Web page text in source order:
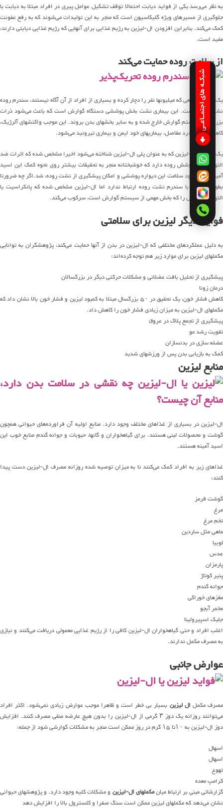
به نظر می‌رسد یکی از فواید دیابت احتمالا توقف تشکیل عوامل پیری در افراد مبتلا به دیابت با
جلوگیری از مسیرهای ویژه گلیکاسیون است که منجر به این تولیدات می‌شوند که به رفع عفونت
کمک می‌کند. بنابراین افزودن ال-لیزین به رژیم غذایی برای آنهایی که رژیم غذایی دیابتی دارند،
مفید است.
از سلامت روده حمایت می‌کند
یک مشکل شایعی که میلیونها نفر را دچار کرده و بسیاری از افراد از آن آگاه نیستند، سندرم روده
نشت کننده است. این بیماری نشت بخش پوششی دستگاه گوارش است که باعث می‌شود ذرات
بزرگتر از سیستم گوارش خارج شده و به سایر بخشهای بدن بروند. این موجب واکنشهای آلرژیک،
کاهش انرژی، درد مفاصل، بیماریهای خود ایمن و بیماری تیروئید می‌شود.
یک فرم از ال-لیزین که به عنوان پلی ال-لیزین شناخته می‌شود اخیرا مشخص شده که اثرات ضد
التهابی روی پوشش روده دارد که خوشبختانه منجر به تحقیقات بیشتر روی نحوه کمک این اسید
آمینه برای بهبود سلامت این دیواره پوششی و امکان پیشگیری از نشت روده، شد.اگر چه ضرورتا
بطور مستقیم با سندرم نشت روده ارتباط ندارد اما ال-لیزین مشخص شده که پانکراسیت یا
التهاب پانکراس را که بخش مهمی از سیستم گوارش است، سرکوب می‌کند.
فواید دیگر لیزین برای سلامتی
به دلیل عملکردهای مختلفی که ال-لیزین در بدن از آنها حمایت می‌کند، پژوهشگران به توانایی
مکملهای لیزین برای موارد زیر هم توجه کرده‌اند:
پیشگیری از تحلیل بافت عضلانی و مشکلات حرکتی دیگر در بزرگسالان
درمان زونا
کاهش فشار خون، یک تحقیق در ۵۰ بزرگسال مبتلا به کمبود لیزین و فشار خون بالا نشان داد که
مکملهای ال-لیزین به میزان زیادی فشار خون را کاهش داد.
پیشگیری از تجمع پلاک در عروق
تقویت رشد مو
عضله سازی در بدنسازان
کمک به بازیابی بدن پس از ورزشهای شدید
منابع لیزین
ال-لیزین در بسیاری از غذاهای مختلف وجود دارد. منابع اولیه آن فراورده‌های حیوانی همچون
گوشت و محصولات لبنی هستند. برای گیاهخواران و گانها، حبوبات و جوانه گندم منابع خوب این
اسید آمینه هستند.
غذاهای زیر به افراد کمک می‌کنند تا به میزان توصیه شده روزانه مصرف ال-لیزین دست پیدا
کنند:
گوشت قرمز
مرغ
تخم مرغ
ماهی مثل ساردین
لوبیا
عدس
پارمزان
پنیر کوتاژ
جوانه گندم
مغزهای خوراکی
مخمر آبجو
جلبک اسپیرولینا
اغلب افراد و حتی گیاهخواران ال-لیزین کافی را از رژیم غذایی معمولی دریافت می‌کنند و نیازی
به مصرف مکمل ندارند.
عوارض جانبی
مصرف مکمل ال لیزین بسیار بی خطر است و ظاهرا موجب عوارض زیادی نمی‌شود. اکثر افراد
می‌توانند روزانه یک دوز ۳ گرمی از ال-لیزین را بدون هیچ عارضه منفی مصرف کنند. افزایش
دوز ال-لیزین به ۱۰تا ۱۵ گرم در روز ممکن است منجر به مشکلات گوارشی شود از جمله:
اسهال
اسهال
تهوع
کرامپ معده
گزارشاتی مبنی بر ارتباط میانمکملهای ال-لیزین و مشکلات کلیه وجود دارد. و پژوهشهای حیوانی
نشان می‌دهد که مکملهای لیزین ممکن است سنگ صفرا و کلسترول بالا را افزایش دهد
شبکـه های اجتمـاعـی